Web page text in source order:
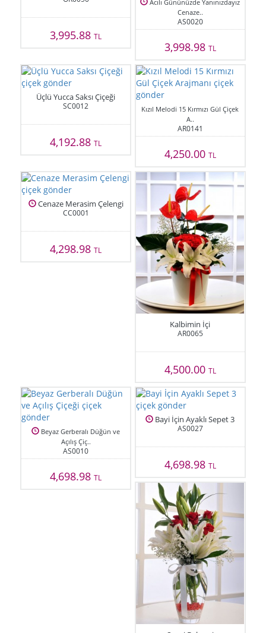
3,995.88TL
Acılı Gününüzde Yanınızdayız
Cenaze..
AS0020
3,998.98 TL
Üçlü Yucca Saksı Çiçeği
SC0012
4,192.88TL
Kızıl Melodi 15 Kırmızı Gül Çiçek
A..
AR0141
4,250.00 TL
Cenaze Merasim Çelengi
CC0001
4,298.98TL
Kalbimin İçi
AR0065
4,500.00 TL
Beyaz Gerberalı Düğün ve
Açılış Çiç..
AS0010
4,698.98TL
Bayi İçin Ayaklı Sepet 3
AS0027
4,698.98 TL